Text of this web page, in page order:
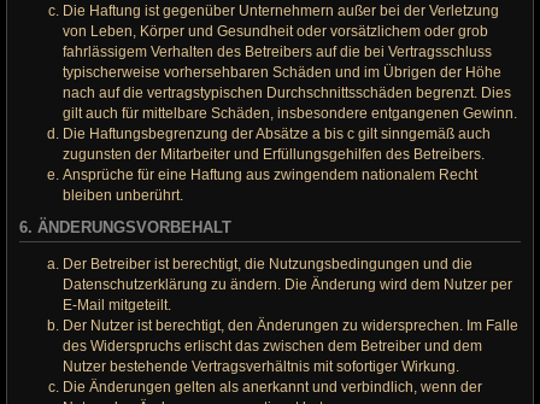
Die Haftung ist gegenüber Unternehmern außer bei der Verletzung
von Leben, Körper und Gesundheit oder vorsätzlichem oder grob
fahrlässigem Verhalten des Betreibers auf die bei Vertragsschluss
typischerweise vorhersehbaren Schäden und im Übrigen der Höhe
nach auf die vertragstypischen Durchschnittsschäden begrenzt. Dies
gilt auch für mittelbare Schäden, insbesondere entgangenen Gewinn.
Die Haftungsbegrenzung der Absätze a bis c gilt sinngemäß auch
zugunsten der Mitarbeiter und Erfüllungsgehilfen des Betreibers.
Ansprüche für eine Haftung aus zwingendem nationalem Recht
bleiben unberührt.
6. ÄNDERUNGSVORBEHALT
Der Betreiber ist berechtigt, die Nutzungsbedingungen und die
Datenschutzerklärung zu ändern. Die Änderung wird dem Nutzer per
E-Mail mitgeteilt.
Der Nutzer ist berechtigt, den Änderungen zu widersprechen. Im Falle
des Widerspruchs erlischt das zwischen dem Betreiber und dem
Nutzer bestehende Vertragsverhältnis mit sofortiger Wirkung.
Die Änderungen gelten als anerkannt und verbindlich, wenn der